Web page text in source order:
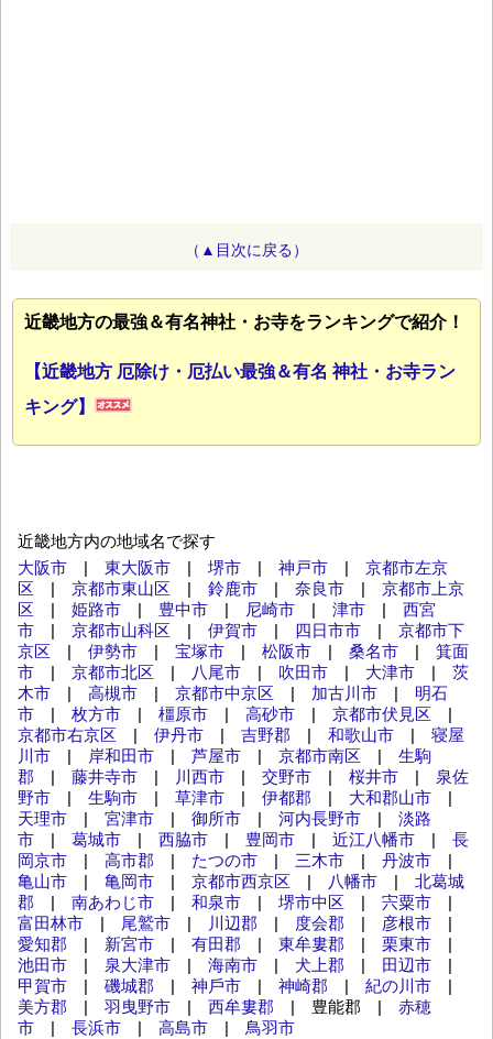
（▲目次に戻る）
近畿地方の最強＆有名神社・お寺をランキングで紹介！
【近畿地方 厄除け・厄払い最強＆有名 神社・お寺ラン
キング】
近畿地方内の地域名で探す
大阪市 | 東大阪市 | 堺市 | 神戸市 | 京都市左京
区 | 京都市東山区 | 鈴鹿市 | 奈良市 | 京都市上京
区 | 姫路市 | 豊中市 | 尼崎市 | 津市 | 西宮
市 | 京都市山科区 | 伊賀市 | 四日市市 | 京都市下
京区 | 伊勢市 | 宝塚市 | 松阪市 | 桑名市 | 箕面
市 | 京都市北区 | 八尾市 | 吹田市 | 大津市 | 茨
木市 | 高槻市 | 京都市中京区 | 加古川市 | 明石
市 | 枚方市 | 橿原市 | 高砂市 | 京都市伏見区 |
京都市右京区 | 伊丹市 | 吉野郡 | 和歌山市 | 寝屋
川市 | 岸和田市 | 芦屋市 | 京都市南区 | 生駒
郡 | 藤井寺市 | 川西市 | 交野市 | 桜井市 | 泉佐
野市 | 生駒市 | 草津市 | 伊都郡 | 大和郡山市 |
天理市 | 宮津市 | 御所市 | 河内長野市 | 淡路
市 | 葛城市 | 西脇市 | 豊岡市 | 近江八幡市 | 長
岡京市 | 高市郡 | たつの市 | 三木市 | 丹波市 |
亀山市 | 亀岡市 | 京都市西京区 | 八幡市 | 北葛城
郡 | 南あわじ市 | 和泉市 | 堺市中区 | 宍粟市 |
富田林市 | 尾鷲市 | 川辺郡 | 度会郡 | 彦根市 |
愛知郡 | 新宮市 | 有田郡 | 東牟婁郡 | 栗東市 |
池田市 | 泉大津市 | 海南市 | 犬上郡 | 田辺市 |
甲賀市 | 磯城郡 | 神⼾市 | 神崎郡 | 紀の川市 |
美方郡 | 羽曳野市 | 西牟婁郡 | 豊能郡 | 赤穂
市 | 長浜市 | 高島市 | 鳥羽市